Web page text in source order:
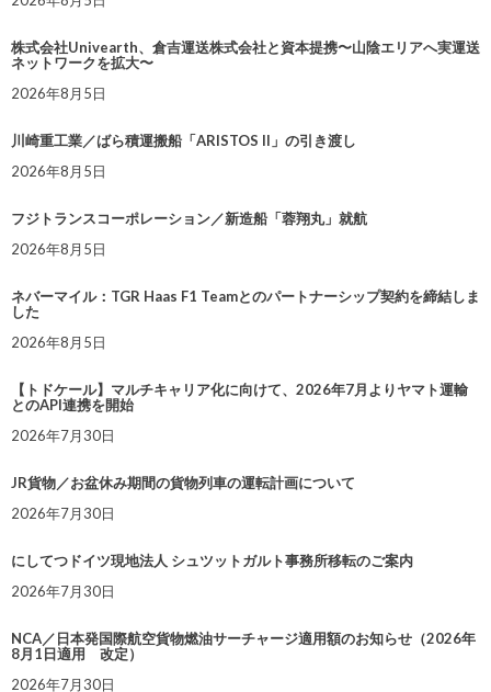
株式会社Univearth、倉吉運送株式会社と資本提携〜山陰エリアへ実運送
ネットワークを拡大〜
2026年8月5日
川崎重工業／ばら積運搬船「ARISTOS II」の引き渡し
2026年8月5日
フジトランスコーポレーション／新造船「蓉翔丸」就航
2026年8月5日
ネバーマイル：TGR Haas F1 Teamとのパートナーシップ契約を締結しま
した
2026年8月5日
【トドケール】マルチキャリア化に向けて、2026年7月よりヤマト運輸
とのAPI連携を開始
2026年7月30日
JR貨物／お盆休み期間の貨物列車の運転計画について
2026年7月30日
にしてつドイツ現地法人 シュツットガルト事務所移転のご案内
2026年7月30日
NCA／日本発国際航空貨物燃油サーチャージ適用額のお知らせ（2026年
8月1日適用 改定）
2026年7月30日